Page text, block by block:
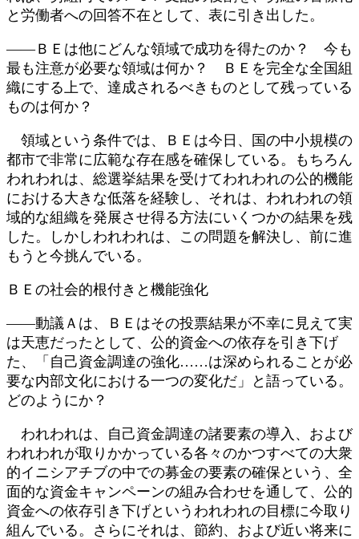
と労働者への回答不在として、表に引き出した。
――ＢＥは他にどんな領域で成功を得たのか？ 今も
最も注意が必要な領域は何か？ ＢＥを完全な全国組
織にする上で、達成されるべきものとして残っている
ものは何か？
領域という条件では、ＢＥは今日、国の中小規模の
都市で非常に広範な存在感を確保している。もちろん
われわれは、総選挙結果を受けてわれわれの公的機能
における大きな低落を経験し、それは、われわれの領
域的な組織を発展させ得る方法にいくつかの結果を残
した。しかしわれわれは、この問題を解決し、前に進
もうと今挑んでいる。
ＢＥの社会的根付きと機能強化
――動議Ａは、ＢＥはその投票結果が不幸に見えて実
は天恵だったとして、公的資金への依存を引き下げ
た、「自己資金調達の強化……は深められることが必
要な内部文化における一つの変化だ」と語っている。
どのようにか？
われわれは、自己資金調達の諸要素の導入、および
われわれが取りかかっている各々のかつすべての大衆
的イニシアチブの中での募金の要素の確保という、全
面的な資金キャンペーンの組み合わせを通して、公的
資金への依存引き下げというわれわれの目標に今取り
組んでいる。さらにそれは、節約、および近い将来に